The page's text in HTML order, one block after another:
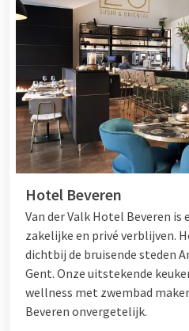
Hotel Beveren
Van der Valk Hotel Beveren
zakelijke en privé verblijven.
dichtbij de bruisende steden
Gent. Onze uitstekende
wellness met zwembad
Beveren onvergetelijk.